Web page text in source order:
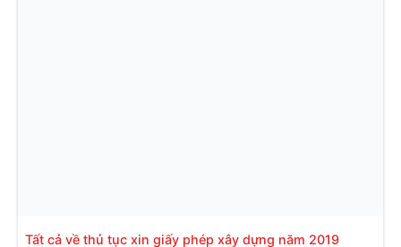
Tất cả về thủ tục xin giấy phép xây dựng năm 2019